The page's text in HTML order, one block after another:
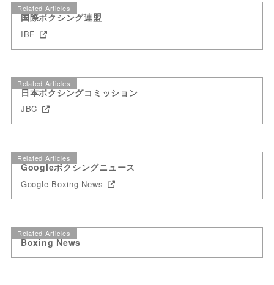
Related Articles
国際ボクシング連盟
IBF
Related Articles
日本ボクシングコミッション
JBC
Related Articles
Googleボクシングニュース
Google Boxing News
Related Articles
Boxing News